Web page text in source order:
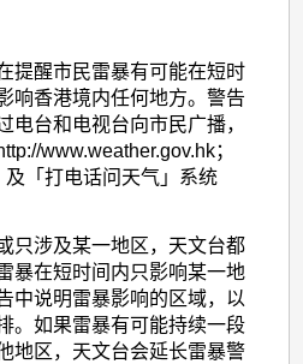
提醒市民雷暴有可能在短时
响香港境内任何地方。警告
电台和电视台向市民广播，
www.weather.gov.hk；
及「打电话问天气」系统
只涉及某一地区，天文台都
暴在短时间内只影响某一地
中说明雷暴影响的区域，以
。如果雷暴有可能持续一段
地区，天文台会延长雷暴警